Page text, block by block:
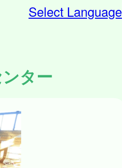
Select Language
ター